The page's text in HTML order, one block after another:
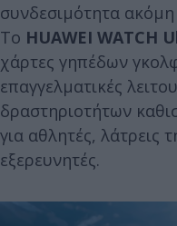
συνδεσιμότητα
Το HUAWEI WATCH
χάρτες γηπέδων
επαγγελματικές
δραστηριοτήτων
για αθλητές, λάτρεις
εξερευνητές.